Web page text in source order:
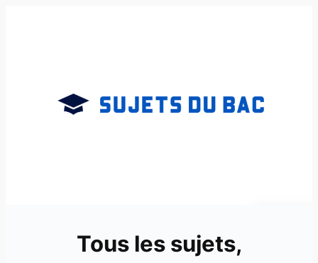
Tous les sujets,